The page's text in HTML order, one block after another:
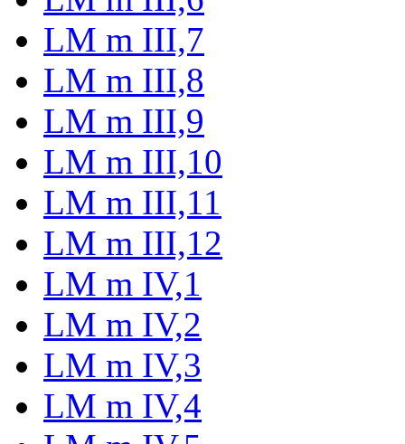
LM m III,7
LM m III,8
LM m III,9
LM m III,10
LM m III,11
LM m III,12
LM m IV,1
LM m IV,2
LM m IV,3
LM m IV,4